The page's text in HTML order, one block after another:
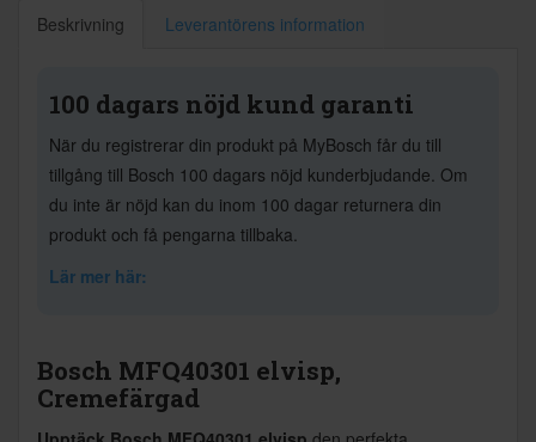
Beskrivning Leverantörens information
100 dagars nöjd kund garanti
När du registrerar din produkt på MyBosch får du till
tillgång till Bosch 100 dagars nöjd kunderbjudande. Om
du inte är nöjd kan du inom 100 dagar returnera din
produkt och få pengarna tillbaka.
Lär mer här:
Bosch MFQ40301 elvisp,
Cremefärgad